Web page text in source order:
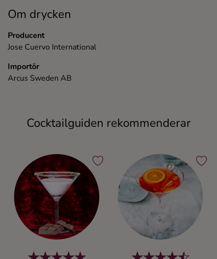
Om drycken
Producent
Jose Cuervo International
Importör
Arcus Sweden AB
Cocktailguiden rekommenderar